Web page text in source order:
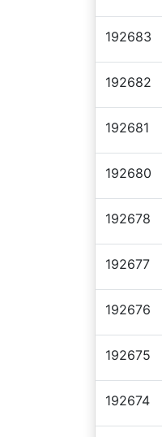
192683
192682
192681
192680
192678
192677
192676
192675
192674